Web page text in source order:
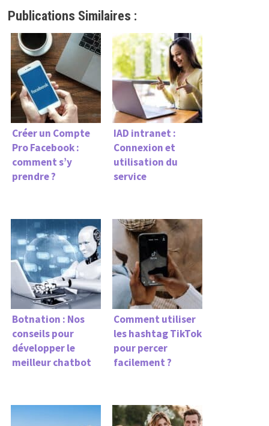
Publications Similaires :
Créer un Compte
Pro Facebook :
comment s’y
prendre ?
IAD intranet :
Connexion et
utilisation du
service
Botnation : Nos
conseils pour
développer le
meilleur chatbot
Comment utiliser
les hashtag TikTok
pour percer
facilement ?